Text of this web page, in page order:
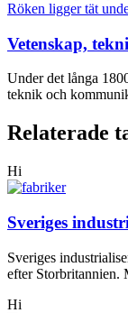
Vetenskap,
Under det långa
teknik och
Relaterade
Hi
Sveriges
Sveriges
efter Storbritannien.
Hi